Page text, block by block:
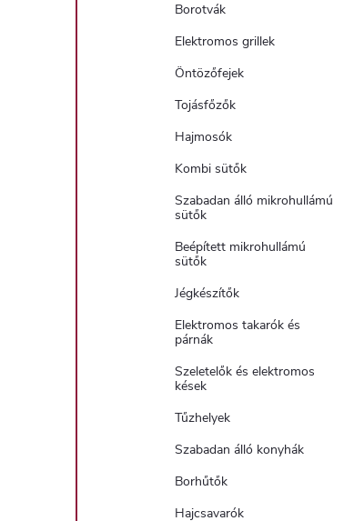
Borotvák
Elektromos grillek
Öntözőfejek
Tojásfőzők
Hajmosók
Kombi sütők
Szabadan álló mikrohullámú
sütők
Beépített mikrohullámú
sütők
Jégkészítők
Elektromos takarók és
párnák
Szeletelők és elektromos
kések
Tűzhelyek
Szabadan álló konyhák
Borhűtők
Hajcsavarók